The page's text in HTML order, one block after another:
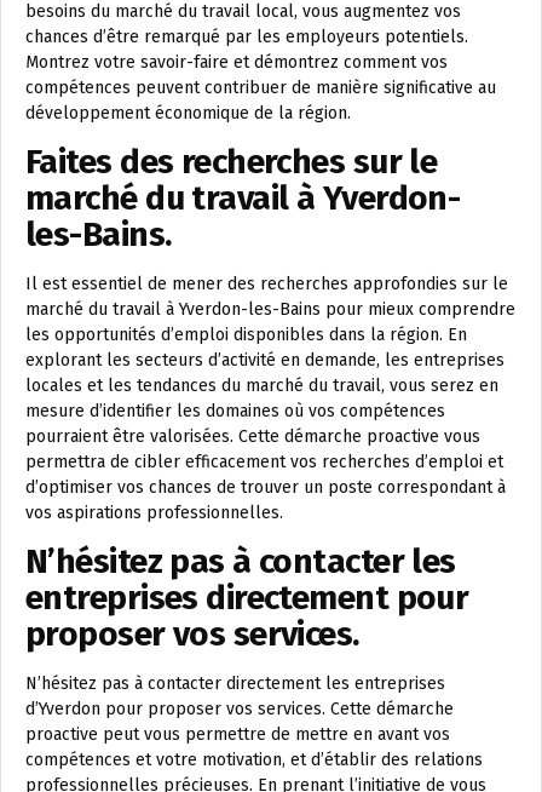
besoins du marché du travail local, vous augmentez vos
chances d’être remarqué par les employeurs potentiels.
Montrez votre savoir-faire et démontrez comment vos
compétences peuvent contribuer de manière significative au
développement économique de la région.
Faites des recherches sur le
marché du travail à Yverdon-
les-Bains.
Il est essentiel de mener des recherches approfondies sur le
marché du travail à Yverdon-les-Bains pour mieux comprendre
les opportunités d’emploi disponibles dans la région. En
explorant les secteurs d’activité en demande, les entreprises
locales et les tendances du marché du travail, vous serez en
mesure d’identifier les domaines où vos compétences
pourraient être valorisées. Cette démarche proactive vous
permettra de cibler efficacement vos recherches d’emploi et
d’optimiser vos chances de trouver un poste correspondant à
vos aspirations professionnelles.
N’hésitez pas à contacter les
entreprises directement pour
proposer vos services.
N’hésitez pas à contacter directement les entreprises
d’Yverdon pour proposer vos services. Cette démarche
proactive peut vous permettre de mettre en avant vos
compétences et votre motivation, et d’établir des relations
professionnelles précieuses. En prenant l’initiative de vous